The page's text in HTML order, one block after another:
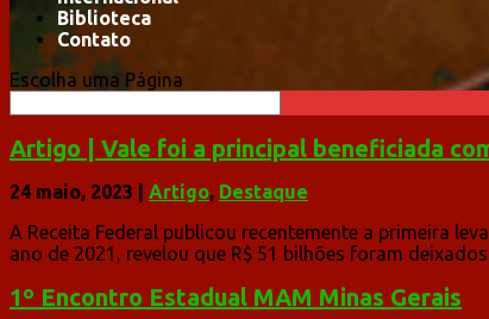
Biblioteca
Contato
Escolha uma Página
Artigo | Vale foi a principal beneficiada
24 maio, 2023 Artigo, Destaque
A Receita Federal publicou recentemente a primeira
ano de 2021, revelou que R$ 51 bilhões foram
1º Encontro Estadual MAM Minas Gerais